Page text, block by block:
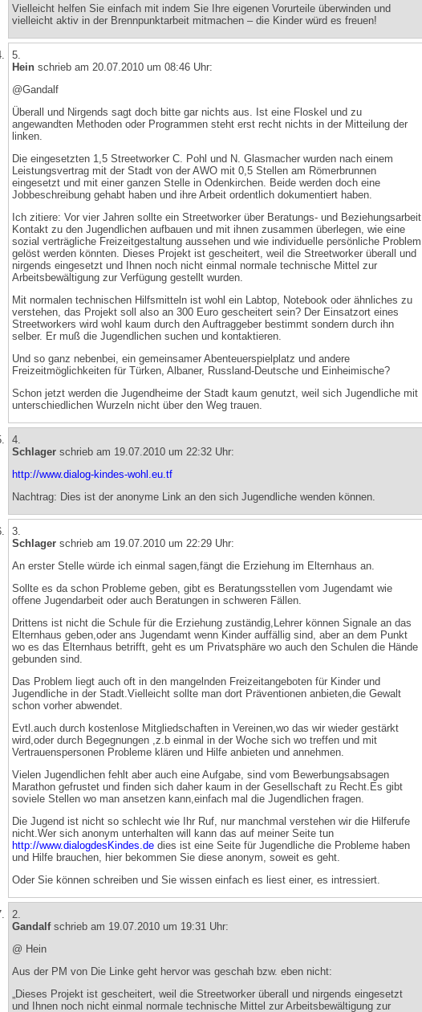
Vielleicht helfen Sie einfach mit indem Sie Ihre eigenen Vorurteile überwinden und
vielleicht aktiv in der Brennpunktarbeit mitmachen – die Kinder würd es freuen!
5.
Hein schrieb am 20.07.2010 um 08:46 Uhr:
@Gandalf
Überall und Nirgends sagt doch bitte gar nichts aus. Ist eine Floskel und zu
angewandten Methoden oder Programmen steht erst recht nichts in der Mitteilung der
linken.
Die eingesetzten 1,5 Streetworker C. Pohl und N. Glasmacher wurden nach einem
Leistungsvertrag mit der Stadt von der AWO mit 0,5 Stellen am Römerbrunnen
eingesetzt und mit einer ganzen Stelle in Odenkirchen. Beide werden doch eine
Jobbeschreibung gehabt haben und ihre Arbeit ordentlich dokumentiert haben.
Ich zitiere: Vor vier Jahren sollte ein Streetworker über Beratungs- und Beziehungsarbeit
Kontakt zu den Jugendlichen aufbauen und mit ihnen zusammen überlegen, wie eine
sozial verträgliche Freizeitgestaltung aussehen und wie individuelle persönliche Problem
gelöst werden könnten. Dieses Projekt ist gescheitert, weil die Streetworker überall und
nirgends eingesetzt und Ihnen noch nicht einmal normale technische Mittel zur
Arbeitsbewältigung zur Verfügung gestellt wurden.
Mit normalen technischen Hilfsmitteln ist wohl ein Labtop, Notebook oder ähnliches zu
verstehen, das Projekt soll also an 300 Euro gescheitert sein? Der Einsatzort eines
Streetworkers wird wohl kaum durch den Auftraggeber bestimmt sondern durch ihn
selber. Er muß die Jugendlichen suchen und kontaktieren.
Und so ganz nebenbei, ein gemeinsamer Abenteuerspielplatz und andere
Freizeitmöglichkeiten für Türken, Albaner, Russland-Deutsche und Einheimische?
Schon jetzt werden die Jugendheime der Stadt kaum genutzt, weil sich Jugendliche mit
unterschiedlichen Wurzeln nicht über den Weg trauen.
4.
Schlager schrieb am 19.07.2010 um 22:32 Uhr:
http://www.dialog-kindes-wohl.eu.tf
Nachtrag: Dies ist der anonyme Link an den sich Jugendliche wenden können.
3.
Schlager schrieb am 19.07.2010 um 22:29 Uhr:
An erster Stelle würde ich einmal sagen,fängt die Erziehung im Elternhaus an.
Sollte es da schon Probleme geben, gibt es Beratungsstellen vom Jugendamt wie
offene Jugendarbeit oder auch Beratungen in schweren Fällen.
Drittens ist nicht die Schule für die Erziehung zuständig,Lehrer können Signale an das
Elternhaus geben,oder ans Jugendamt wenn Kinder auffällig sind, aber an dem Punkt
wo es das Elternhaus betrifft, geht es um Privatsphäre wo auch den Schulen die Hände
gebunden sind.
Das Problem liegt auch oft in den mangelnden Freizeitangeboten für Kinder und
Jugendliche in der Stadt.Vielleicht sollte man dort Präventionen anbieten,die Gewalt
schon vorher abwendet.
Evtl.auch durch kostenlose Mitgliedschaften in Vereinen,wo das wir wieder gestärkt
wird,oder durch Begegnungen ,z.b einmal in der Woche sich wo treffen und mit
Vertrauenspersonen Probleme klären und Hilfe anbieten und annehmen.
Vielen Jugendlichen fehlt aber auch eine Aufgabe, sind vom Bewerbungsabsagen
Marathon gefrustet und finden sich daher kaum in der Gesellschaft zu Recht.Es gibt
soviele Stellen wo man ansetzen kann,einfach mal die Jugendlichen fragen.
Die Jugend ist nicht so schlecht wie Ihr Ruf, nur manchmal verstehen wir die Hilferufe
nicht.Wer sich anonym unterhalten will kann das auf meiner Seite tun
http://www.dialogdesKindes.de dies ist eine Seite für Jugendliche die Probleme haben
und Hilfe brauchen, hier bekommen Sie diese anonym, soweit es geht.
Oder Sie können schreiben und Sie wissen einfach es liest einer, es intressiert.
2.
Gandalfschrieb am 19.07.2010 um 19:31 Uhr:
@ Hein
Aus der PM von Die Linke geht hervor was geschah bzw. eben nicht:
„Dieses Projekt ist gescheitert, weil die Streetworker überall und nirgends eingesetzt
und Ihnen noch nicht einmal normale technische Mittel zur Arbeitsbewältigung zur